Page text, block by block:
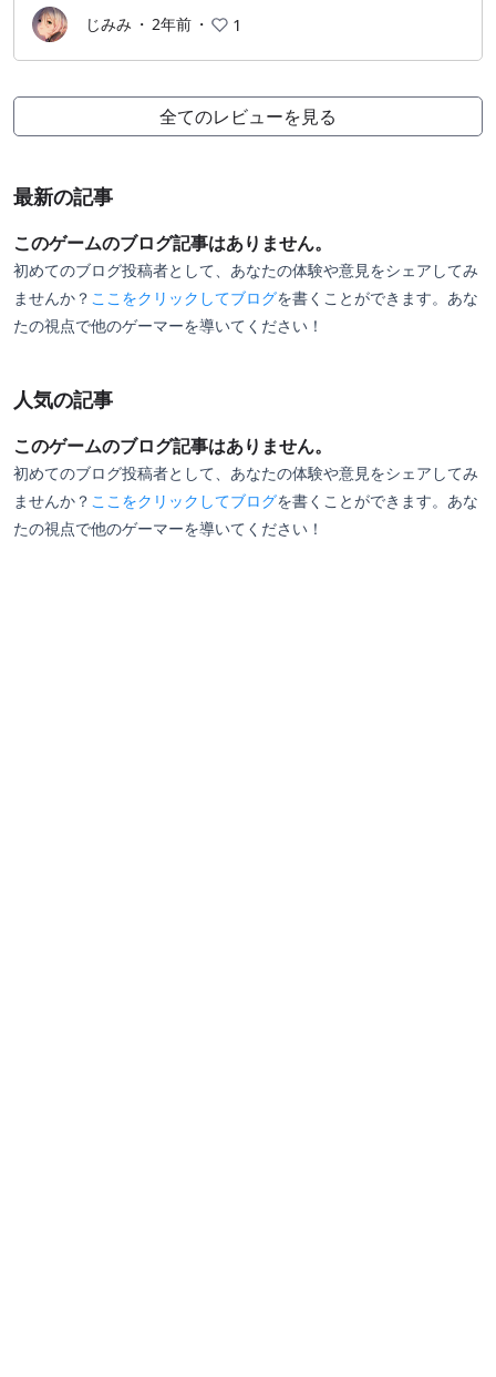
何を喋ってるかわからないながらもストーリーはしっ
かりあり、選択肢次第のマルチエンドにもなってる。
楽しみを思い出させてくれる良いゲーム。
ボリュームも数日で終わる程度でちょうどよい。
じみみ ・ 2年前 ・ 1
全てのレビューを見る
最新の記事
このゲームのブログ記事はありません。
初めてのブログ投稿者として、あなたの体験や意見をシェアしてみ
ませんか？ ここをクリックしてブログを書くことができます。あな
たの視点で他のゲーマーを導いてください！
人気の記事
このゲームのブログ記事はありません。
初めてのブログ投稿者として、あなたの体験や意見をシェアしてみ
ませんか？ ここをクリックしてブログを書くことができます。あな
たの視点で他のゲーマーを導いてください！